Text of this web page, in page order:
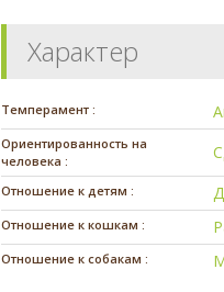
Характер
Темперамент :
Ориентированность на
человека :
Отношение к детям :
Отношение к кошкам :
Отношение к собакам :